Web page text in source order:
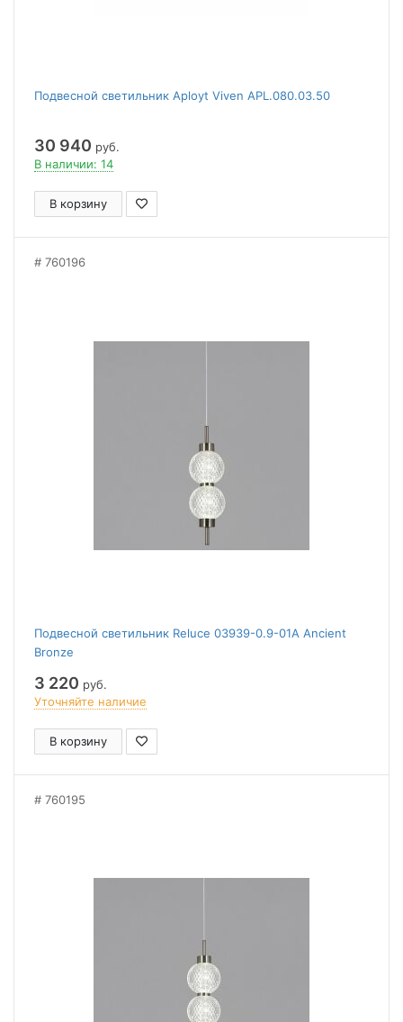
Подвесной светильник Aployt Viven APL.080.03.50
30 940 руб.
В наличии: 14
В корзину
760196
Подвесной светильник Reluce 03939-0.9-01A Ancient
Bronze
3 220 руб.
Уточняйте наличие
В корзину
760195